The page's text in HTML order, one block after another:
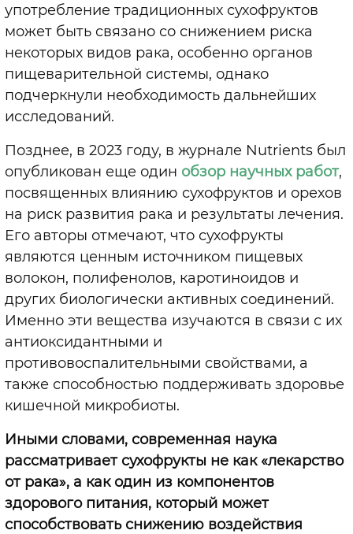
употребление традиционных сухофруктов
может быть связано со снижением риска
некоторых видов рака, особенно органов
пищеварительной системы, однако
подчеркнули необходимость дальнейших
исследований.
Позднее, в 2023 году, в журнале Nutrients был
опубликован еще один обзор научных работ,
посвященных влиянию сухофруктов и орехов
на риск развития рака и результаты лечения.
Его авторы отмечают, что сухофрукты
являются ценным источником пищевых
волокон, полифенолов, каротиноидов и
других биологически активных соединений.
Именно эти вещества изучаются в связи с их
антиоксидантными и
противовоспалительными свойствами, а
также способностью поддерживать здоровье
кишечной микробиоты.
Иными словами, современная наука
рассматривает сухофрукты не как «лекарство
от рака», а как один из компонентов
здорового питания, который может
способствовать снижению воздействия